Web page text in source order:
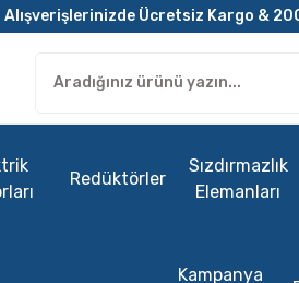
Ücretsiz Kargo &
Redüktörler
Sızdırmazlık
Elemanları
Kampanya